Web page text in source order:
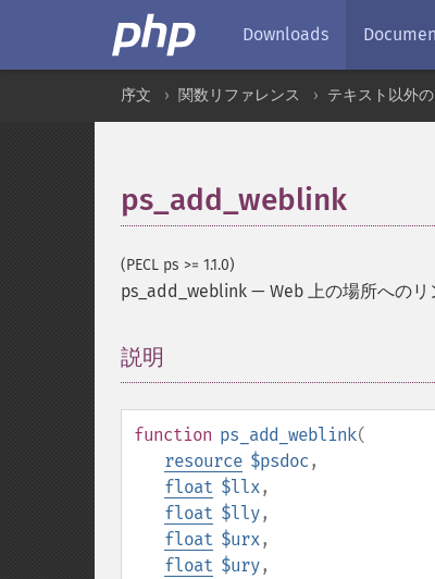
Downloads
序文 関数リファレンス テキスト以外
ps_add_weblink
(PECL ps >= 1.1.0)
ps_add_weblink — Web 上の場所への
説明
function ps_add_weblink(
resource $psdoc ,
float $llx,
float $lly,
float $urx,
float $ury,